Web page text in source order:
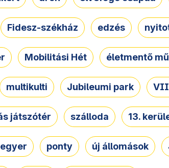
Fidesz-székház edzés
Mobilitási Hét életmentő
multikulti Jubileumi park
játszótér szálloda 13.
ponty új állomások